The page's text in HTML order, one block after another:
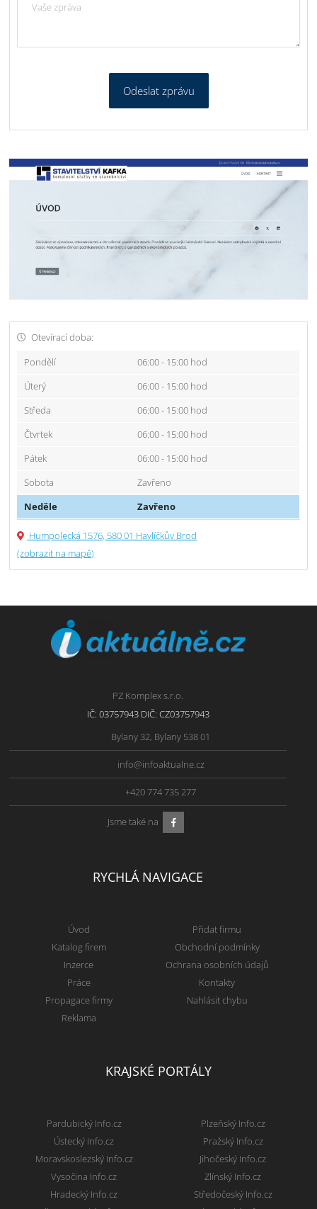
Odeslat zprávu
Otevírací doba:
Pondělí
06:00 - 15:00 hod
Úterý
06:00 - 15:00 hod
Středa
06:00 - 15:00 hod
Čtvrtek
06:00 - 15:00 hod
Pátek
06:00 - 15:00 hod
Sobota
Zavřeno
Neděle
Zavřeno
Humpolecká 1576, 580 01 Havlíčkův Brod
(zobrazit na mapě)
PZ Komplex s.r.o.
IČ: 03757943 DIČ: CZ03757943
Bylany 32, Bylany 538 01
info@infoaktualne.cz
+420 774 735 277
Jsme také na
RYCHLÁ NAVIGACE
Úvod
Katalog firem
Inzerce
Práce
Propagace firmy
Reklama
Přidat firmu
Obchodní podmínky
Ochrana osobních údajů
Kontakty
Nahlásit chybu
KRAJSKÉ PORTÁLY
Pardubický Info.cz
Ústecký Info.cz
Moravskoslezský Info.cz
Vysočina Info.cz
Hradecký Info.cz
Plzeňský Info.cz
Pražský Info.cz
Jihočeský Info.cz
Zlínský Info.cz
Středočeský Info.cz